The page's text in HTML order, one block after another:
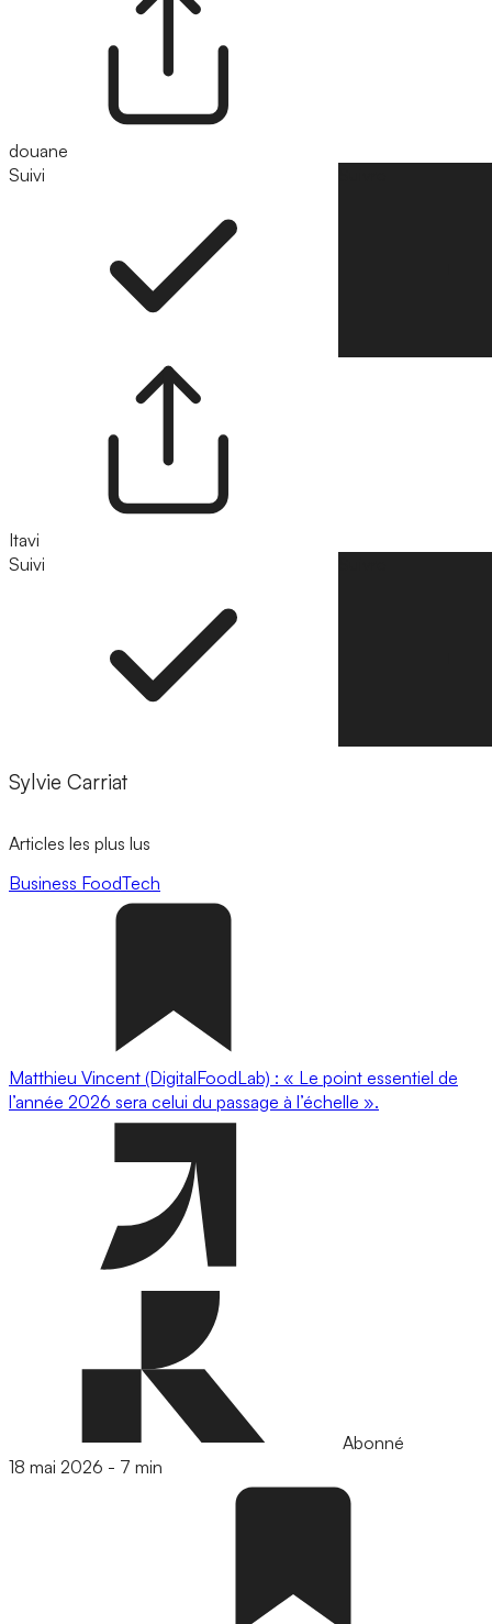
douane
Suivi
Itavi
Suivi
Sylvie Carriat
Articles les plus lus
Business FoodTech
Matthieu Vincent (DigitalFoodLab) : « Le point essentiel de
l’année 2026 sera celui du passage à l’échelle ».
Abonné
18 mai 2026 - 7 min